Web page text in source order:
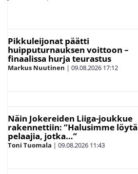
Pikkuleijonat päätti
huipputurnauksen voittoon –
finaalissa hurja teurastus
Markus Nuutinen | 09.08.2026 17:12
Näin Jokereiden Liiga-joukkue
rakennettiin: ”Halusimme
pelaajia, jotka…”
Toni Tuomala | 09.08.2026 11:43